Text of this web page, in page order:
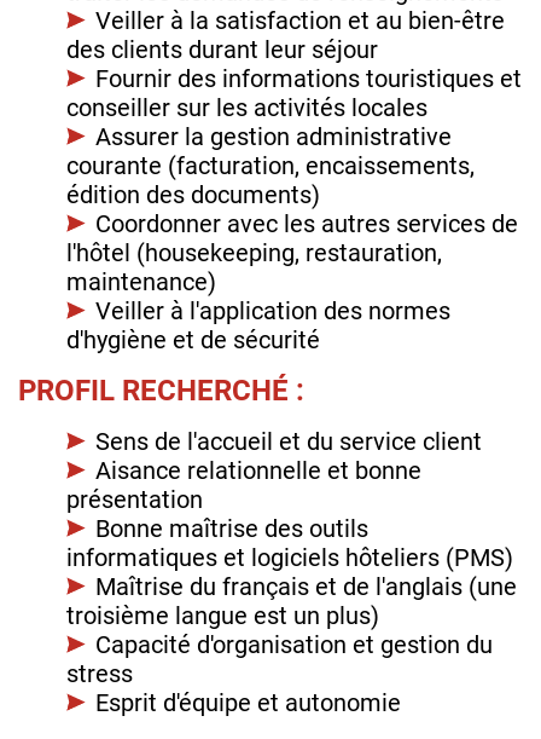
Veiller à la satisfaction et au bien-être
des clients durant leur séjour
Fournir des informations touristiques et
conseiller sur les activités locales
Assurer la gestion administrative
courante (facturation, encaissements,
édition des documents)
Coordonner avec les autres services de
l'hôtel (housekeeping, restauration,
maintenance)
Veiller à l'application des normes
d'hygiène et de sécurité
PROFIL RECHERCHÉ :
Sens de l'accueil et du service client
Aisance relationnelle et bonne
présentation
Bonne maîtrise des outils
informatiques et logiciels hôteliers (PMS)
Maîtrise du français et de l'anglais (une
troisième langue est un plus)
Capacité d'organisation et gestion du
stress
Esprit d'équipe et autonomie